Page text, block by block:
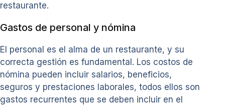
restaurante.
Gastos de personal y nómina
El personal es el alma de un restaurante, y su
correcta gestión es fundamental. Los costos de
nómina pueden incluir salarios, beneficios,
seguros y prestaciones laborales, todos ellos son
gastos recurrentes que se deben incluir en el